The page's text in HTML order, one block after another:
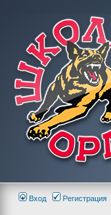
Вход Регистрация